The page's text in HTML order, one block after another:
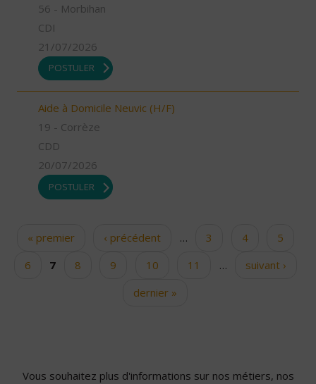
56 - Morbihan
CDI
21/07/2026
POSTULER
Aide à Domicile Neuvic (H/F)
19 - Corrèze
CDD
20/07/2026
POSTULER
Pages« premier ‹ précédent … 3 4
5
6
7 8 9 10 11 …
suivant ›
dernier »
Vous souhaitez plus d'informations sur nos métiers, nos